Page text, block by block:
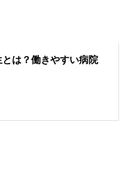
は？働きやすい病院